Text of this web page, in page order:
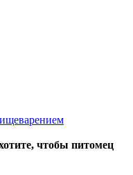
чтобы питомец